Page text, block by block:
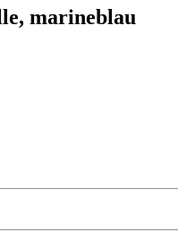
marineblau